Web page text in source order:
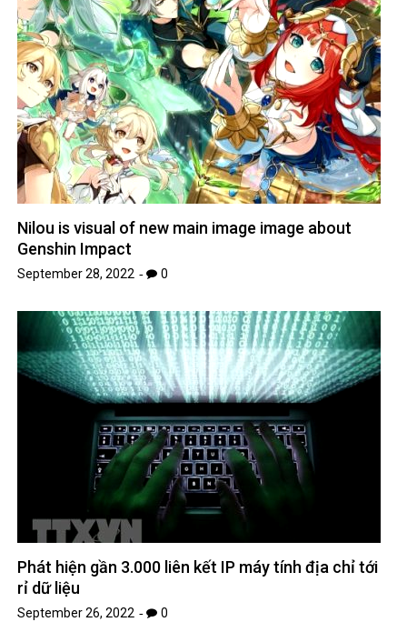
Nilou is visual of new main image image about
Genshin Impact
September 28, 2022 0
Phát hiện gần 3.000 liên kết IP máy tính địa chỉ tới
rỉ dữ liệu
September 26, 2022 0